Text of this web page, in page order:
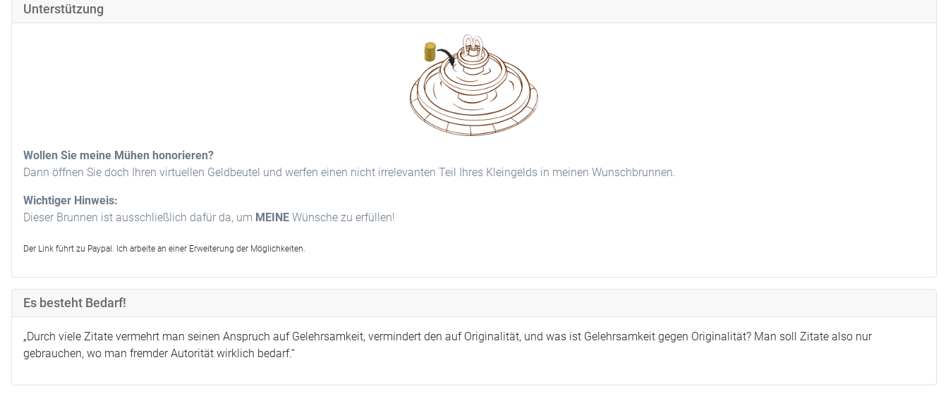
Unterstützung
Wollen Sie meine Mühen honorieren?
Dann öffnen Sie doch Ihren virtuellen Geldbeutel und werfen einen nicht irrelevanten Teil Ihres Kleingelds in meinen Wunschbrunnen.
Wichtiger Hinweis:
Dieser Brunnen ist ausschließlich dafür da, um MEINE Wünsche zu erfüllen!
Der Link führt zu Paypal. Ich arbeite an einer Erweiterung der Möglichkeiten.
Es besteht Bedarf!
„Durch viele Zitate vermehrt man seinen Anspruch auf Gelehrsamkeit, vermindert den auf Originalität, und was ist Gelehrsamkeit gegen Originalität? Man soll Zitate also nur
gebrauchen, wo man fremder Autorität wirklich bedarf.“